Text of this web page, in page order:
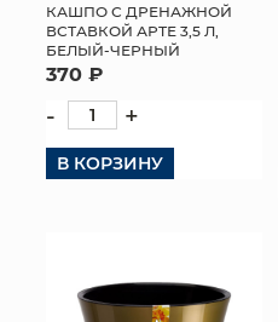
КАШПО С ДРЕНАЖНОЙ
ВСТАВКОЙ АРТЕ 3,5 Л,
БЕЛЫЙ-ЧЕРНЫЙ
370 ₽
- +
В КОРЗИНУ